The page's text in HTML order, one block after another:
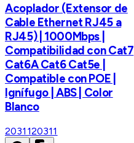
Acoplador (Extensor de
Cable Ethernet RJ45 a
RJ45) | 1000Mbps |
Compatibilidad con Cat7
Cat6A Cat6 Cat5e |
Compatible con POE |
Ignífugo | ABS | Color
Blanco
2031120311